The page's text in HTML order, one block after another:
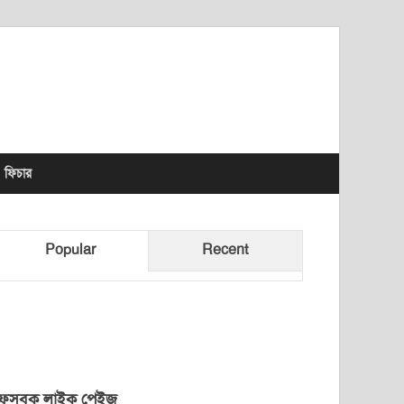
ফিচার
Popular Recent
লাইক পেইজ